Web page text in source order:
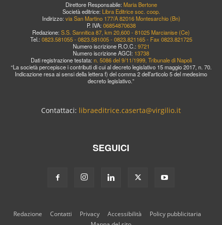
Direttore Responsabile: Maria Bertone
Società editrice: Libra Editrice soc. coop.
Indirizzo: via San Martino 177/A 82016 Montesarchio (Bn)
P. IVA: 06854870638
Redazione: S.S. Sannitica 87, km 20,600 - 81025 Marcianise (Ce)
Tel.: 0823.581055 - 0823.581005 - 0823.821165 - Fax 0823.821725
Numero iscrizione R.O.C.: 9721
Numero iscrizione AGCI: 13738
Dati registrazione testata: n. 5086 del 9/11/1999, Tribunale di Napoli
“La società percepisce i contributi di cui al decreto legislativo 15 maggio 2017, n. 70.
Indicazione resa ai sensi della lettera f) del comma 2 dell’articolo 5 del medesimo
decreto legislativo.”
Contattaci: libraeditrice.caserta@virgilio.it
SEGUICI
Redazione Contatti Privacy Accessibilità
Policy pubblicitaria